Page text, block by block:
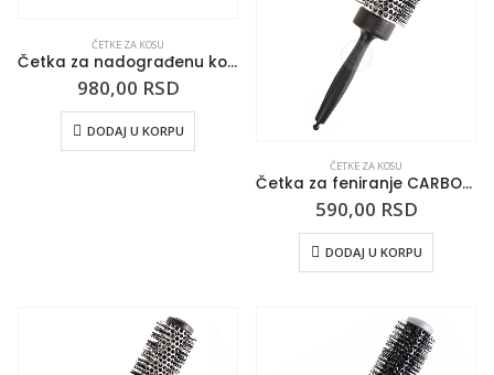
ČETKE ZA KOSU
Četka za nadograđenu kosu SHE roze
980,00 RSD
DODAJ U KORPU
ČETKE ZA KOSU
Četka za feniranje CARBON SHATUSH 42mm
590,00 RSD
DODAJ U KORPU